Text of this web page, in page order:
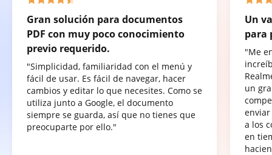
Gran solución para documentos
PDF con muy poco conocimiento
previo requerido.
"Simplicidad, familiaridad con el menú y
fácil de usar. Es fácil de navegar, hacer
cambios y editar lo que necesites. Como se
utiliza junto a Google, el documento
siempre se guarda, así que no tienes que
preocuparte por ello."
Un
para
"Me
un
a los
en